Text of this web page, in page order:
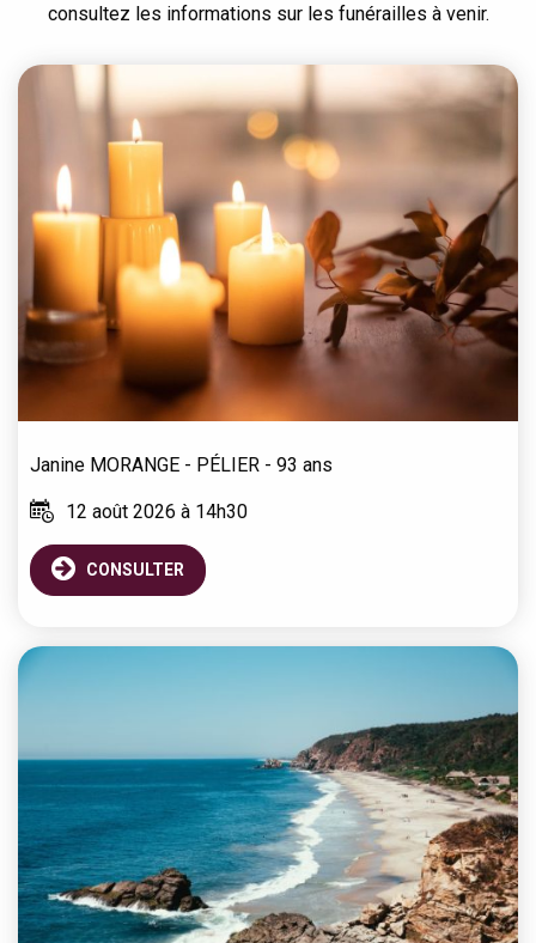
consultez les informations sur les funérailles à venir.
Janine MORANGE - PÉLIER - 93 ans
12 août 2026 à 14h30
CONSULTER